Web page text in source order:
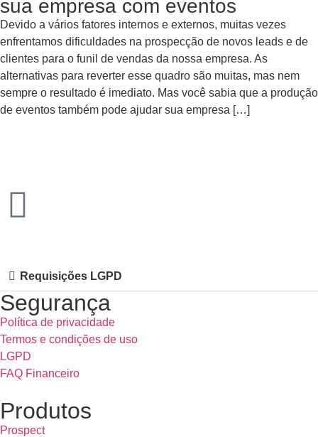
sua empresa com eventos
Devido a vários fatores internos e externos, muitas vezes
enfrentamos dificuldades na prospecção de novos leads e de
clientes para o funil de vendas da nossa empresa. As
alternativas para reverter esse quadro são muitas, mas nem
sempre o resultado é imediato. Mas você sabia que a produção
de eventos também pode ajudar sua empresa […]
Requisições LGPD
Segurança
Política de privacidade
Termos e condições de uso
LGPD
FAQ Financeiro
Produtos
Prospect